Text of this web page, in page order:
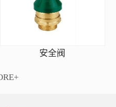
安全阀